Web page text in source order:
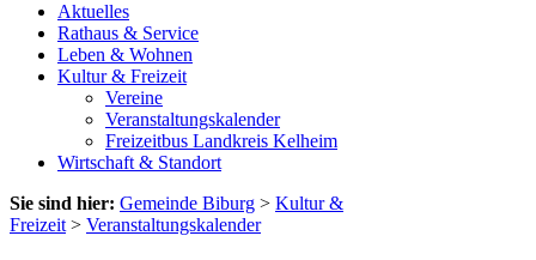
Aktuelles
Rathaus & Service
Leben & Wohnen
Kultur & Freizeit
Vereine
Veranstaltungskalender
Freizeitbus Landkreis Kelheim
Wirtschaft & Standort
Sie sind hier: Gemeinde Biburg > Kultur &
Freizeit > Veranstaltungskalender